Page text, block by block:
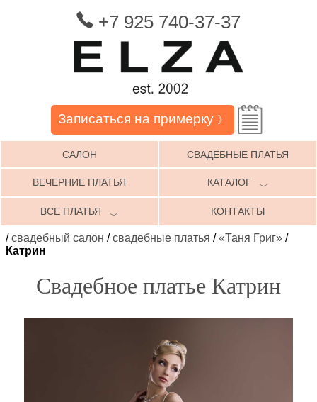
+7 925 740-37-37
Записаться на примерку 》
САЛОН СВАДЕБНЫЕ ПЛАТЬЯ
ВЕЧЕРНИЕ ПЛАТЬЯ КАТАЛОГ ﹀
ВСЕ ПЛАТЬЯ ﹀ КОНТАКТЫ
/свадебный салон /свадебные платья /«Таня Григ» /
Катрин
Свадебное платье Катрин